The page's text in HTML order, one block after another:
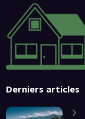
Derniers articles